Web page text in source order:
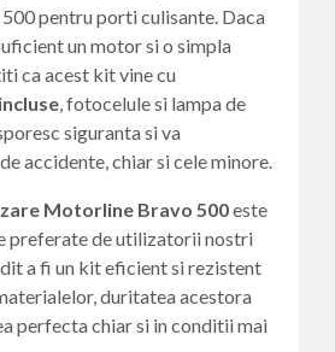
pentru porti culisante. Daca
un motor si o simpla
ca acest kit vine cu
, fotocelule si lampa de
siguranta si va
accidente, chiar si cele minore.
Motorline Bravo 500este
preferate de utilizatorii nostri
a fi un kit eficient si rezistent
duritatea acestora
perfecta chiar si in conditii mai